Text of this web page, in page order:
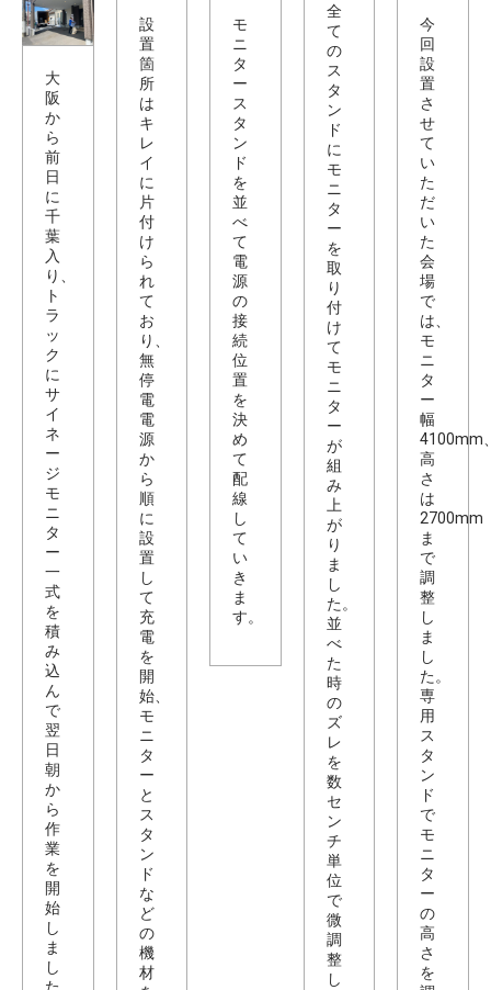
大
阪
か
ら
前
日
に
千
葉
入
り、
ト
ラ
ッ
ク
に
サ
イ
ネ
ー
ジ
モ
ニ
タ
ー
一
式
を
積
み
込
ん
で
翌
日
朝
か
ら
作
業
を
開
始
し
ま
し
設
置
箇
所
は
キ
レ
イ
に
片
付
け
ら
れ
て
お
り、
無
停
電
電
源
か
ら
順
に
設
置
し
て
充
電
を
開
始、
モ
ニ
タ
ー
と
ス
タ
ン
ド
な
ど
の
機
材
モ
ニ
タ
ー
ス
タ
ン
ド
を
並
べ
て
電
源
の
接
続
位
置
を
決
め
て
配
線
し
て
い
き
ま
す。
全
て
の
ス
タ
ン
ド
に
モ
ニ
タ
ー
を
取
り
付
け
て
モ
ニ
タ
ー
が
組
み
上
が
り
ま
し
た。
並
べ
た
時
の
ズ
レ
を
数
セ
ン
チ
単
位
で
微
調
整
し
今
回
設
置
さ
せ
て
い
た
だ
い
た
会
場
で
は、
モ
ニ
タ
ー
幅
4100mm
高
さ
は
2700mm
ま
で
調
整
し
ま
し
た。
専
用
ス
タ
ン
ド
で
モ
ニ
タ
ー
の
高
さ
を